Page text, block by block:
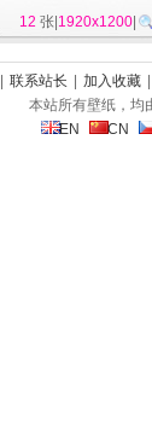
12 张| 1920x1200
联系站长 加入收藏
本站所有壁纸，均
EN
CN